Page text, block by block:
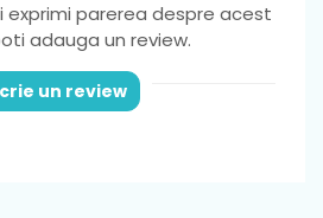
exprimi parerea despre acest
adauga un review.
un review